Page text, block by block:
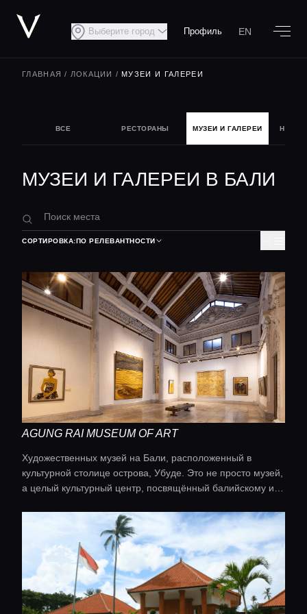
Выберите город Профиль EN
ГЛАВНАЯ / ЛОКАЦИИ / МУЗЕИ И ГАЛЕРЕИ
ВСЕ РЕСТОРАНЫ МУЗЕИ И ГАЛЕРЕИ
МУЗЕИ И ГАЛЕРЕИ В БАЛИ
СОРТИРОВКА:ПО РЕЛЕВАНТНОСТИ
AGUNG RAI MUSEUM OF ART
Художественных музей на Бали, расположенный в
культурной столице острова, Убуде. Это не просто музей,
а целый культурный центр, посвящённый балийскому и